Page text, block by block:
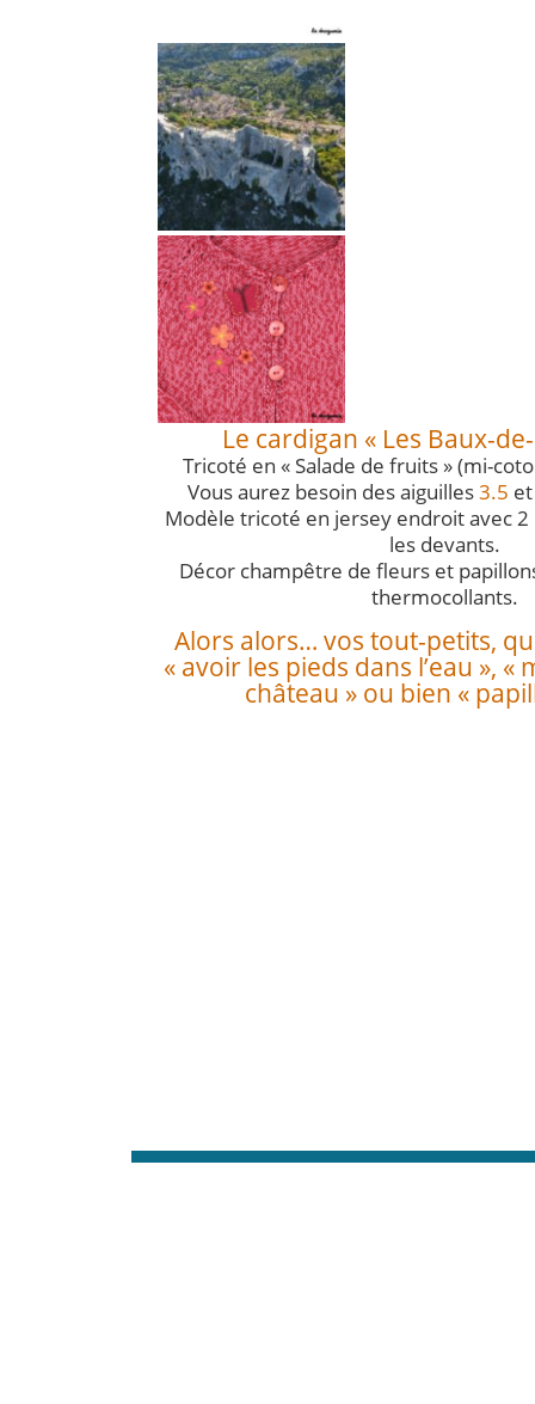
Le cardigan « Les Baux-
Tricoté en « Salade de fruits » (mi-
Vous aurez besoin des aiguilles3.5
Modèle tricoté en jersey endroit avec
les devants.
Décor champêtre de fleurs et
thermocollants.
Alors alors… vos tout-petits,
« avoir les pieds dans l’eau »,
château » ou bien «